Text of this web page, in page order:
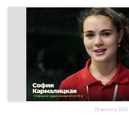
28 августа 2025